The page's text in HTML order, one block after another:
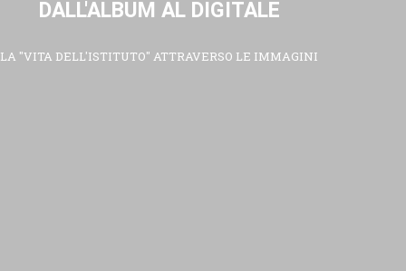
DALL'ALBUM AL DIGITALE
LA "VITA DELL'ISTITUTO" ATTRAVERSO LE IMMAGINI